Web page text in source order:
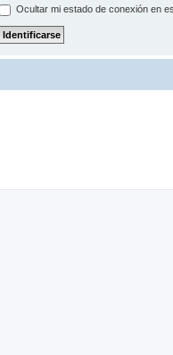
Ocultar mi estado de conexión en